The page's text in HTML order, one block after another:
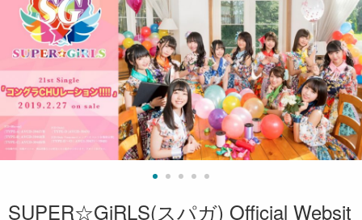
SUPER☆GiRLS(スパガ) Official Websit